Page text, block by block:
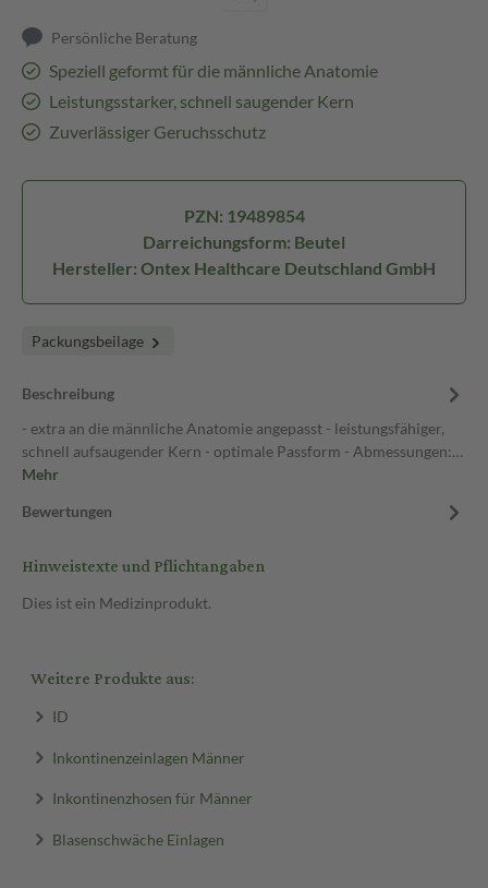
Persönliche Beratung
Speziell geformt für die männliche Anatomie
Leistungsstarker, schnell saugender Kern
Zuverlässiger Geruchsschutz
PZN: 19489854
Darreichungsform: Beutel
Hersteller: Ontex Healthcare Deutschland GmbH
Packungsbeilage
Beschreibung
- extra an die männliche Anatomie angepasst - leistungsfähiger,
schnell aufsaugender Kern - optimale Passform - Abmessungen:…
Mehr
Bewertungen
Hinweistexte und Pflichtangaben
Dies ist ein Medizinprodukt.
Weitere Produkte aus:
ID
Inkontinenzeinlagen Männer
Inkontinenzhosen für Männer
Blasenschwäche Einlagen